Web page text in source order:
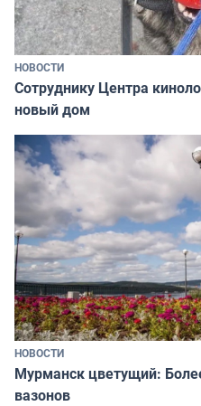
НОВОСТИ
Сотруднику Центра
новый дом
НОВОСТИ
Мурманск цветущий:
вазонов